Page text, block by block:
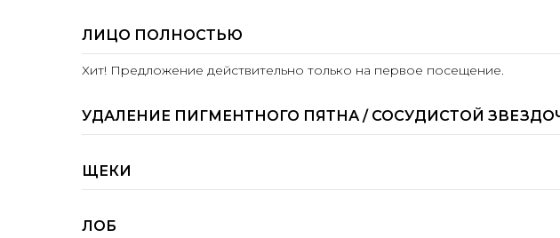
ЛИЦО ПОЛНОСТЬЮ
Хит! Предложение действительно только на первое посещение.
УДАЛЕНИЕ ПИГМЕНТНОГО ПЯТНА / СОСУДИСТОЙ
ЩЕКИ
ЛОБ